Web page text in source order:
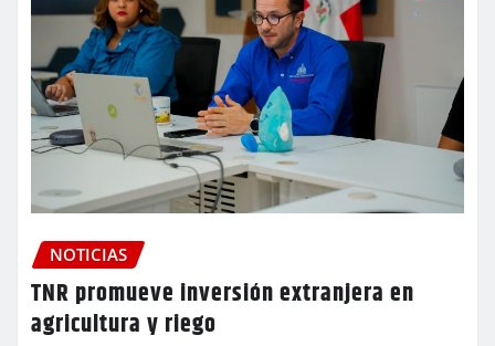
NOTICIAS
TNR promueve inversión extranjera en
agricultura y riego